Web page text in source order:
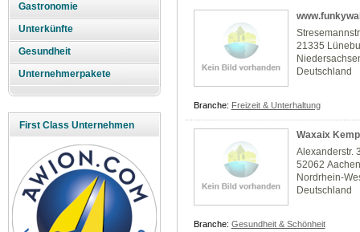
Gastronomie
Unterkünfte
Gesundheit
Unternehmerpakete
First Class Unternehmen
21335
Deutschland
Branche: Freizeit & Unterhaltung
Waxaix
Alexanderstr.
52062
Nordrhein-
Deutschland
Branche: Gesundheit & Schönheit